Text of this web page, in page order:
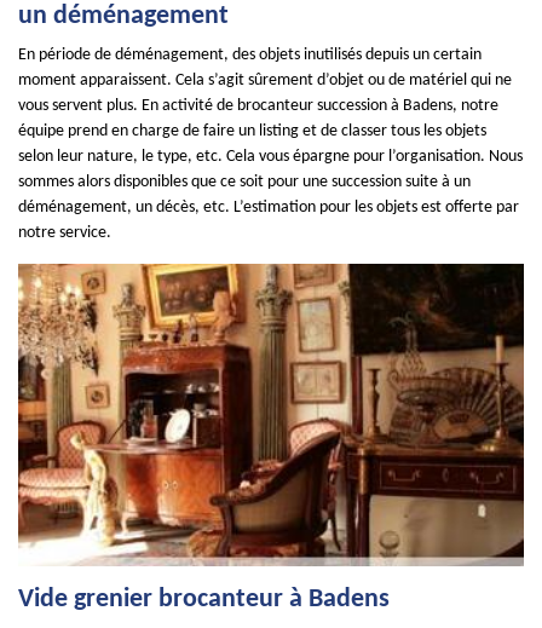
un déménagement
En période de déménagement, des objets inutilisés depuis un certain
moment apparaissent. Cela s’agit sûrement d’objet ou de matériel qui ne
vous servent plus. En activité de brocanteur succession à Badens, notre
équipe prend en charge de faire un listing et de classer tous les objets
selon leur nature, le type, etc. Cela vous épargne pour l’organisation. Nous
sommes alors disponibles que ce soit pour une succession suite à un
déménagement, un décès, etc. L’estimation pour les objets est offerte par
notre service.
Vide grenier brocanteur à Badens